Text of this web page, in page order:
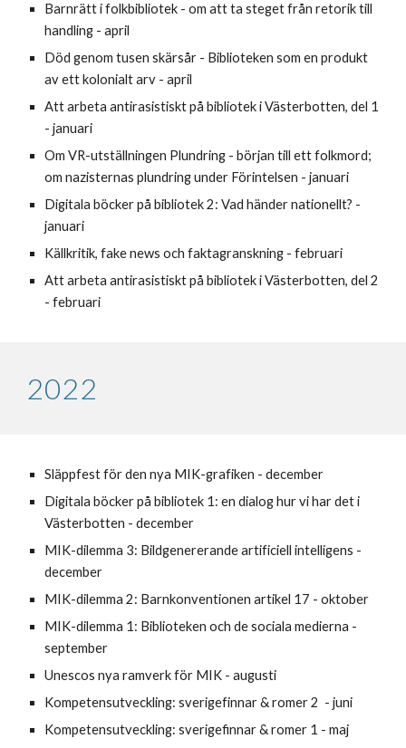
Barnrätt i folkbibliotek - om att ta steget från retorik till
handling - april
Död genom tusen skärsår - Biblioteken som en produkt
av ett kolonialt arv - april
Att arbeta antirasistiskt på bibliotek i Västerbotten, del 1
- januari
Om VR-utställningen Plundring - början till ett folkmord;
om nazisternas plundring under Förintelsen - januari
Digitala böcker på bibliotek 2: Vad händer nationellt? -
januari
Källkritik, fake news och faktagranskning - februari
Att arbeta antirasistiskt på bibliotek i Västerbotten, del 2
- februari
2022
Släppfest för den nya MIK-grafiken - december
Digitala böcker på bibliotek 1: en dialog hur vi har det i
Västerbotten - december
MIK-dilemma 3: Bildgenererande artificiell intelligens -
december
MIK-dilemma 2: Barnkonventionen artikel 17 -oktober
MIK-dilemma 1: Biblioteken och de sociala medierna -
september
Unescos nya ramverk för MIK -augusti
Kompetensutveckling: sverigefinnar & romer 2 - juni
Kompetensutveckling: sverigefinnar & romer 1 -maj